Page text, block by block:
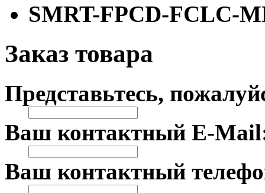
SMRT-FPCD-FCLC-
Заказ товара
Представьтесь,
Ваш контактный E-
Ваш контактный